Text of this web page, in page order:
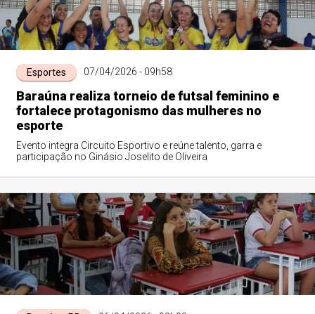
Esportes 07/04/2026 - 09h58
Baraúna realiza torneio de futsal feminino e
fortalece protagonismo das mulheres no
esporte
Evento integra Circuito Esportivo e reúne talento, garra e
participação no Ginásio Joselito de Oliveira